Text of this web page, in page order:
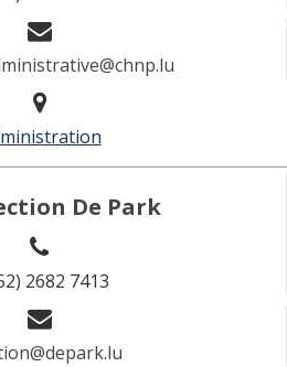
De Park
2682 7413